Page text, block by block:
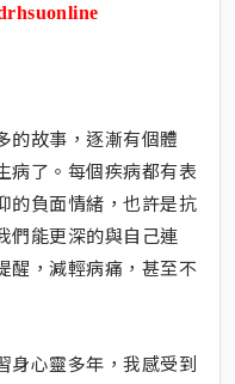
的故事，逐漸有個體
病了。每個疾病都有表
的負面情緒，也許是抗
們能更深的與自己連
醒，減輕病痛，甚至不
身心靈多年，我感受到